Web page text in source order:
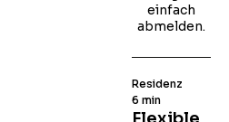
einfach
abmelden.
Residenz
6 min